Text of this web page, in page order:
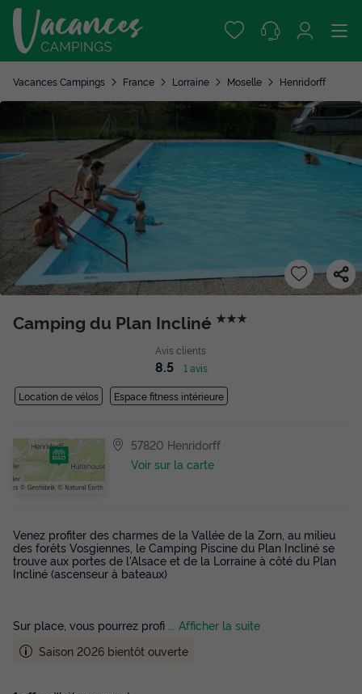
Vacances Campings France Lorraine Moselle Henridorff
Camping du Plan Incliné ★★★
Avis clients
8.5 1 avis
Location de vélos Espace fitness intérieure
57820 Henridorff
Voir sur la carte
Venez profiter des charmes de la Vallée de la Zorn, au milieu
des forêts Vosgiennes, le Camping Piscine du Plan Incliné se
trouve aux portes de l'Alsace et de la Lorraine à côté du Plan
Incliné (ascenseur à bateaux)
Sur place, vous pourrez profi
... Afficher la suite
Saison 2026 bientôt ouverte